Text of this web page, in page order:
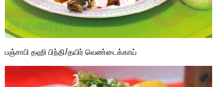
பஞ்சாபி தஹி பிந்தி/தயிர் வெண்டைக்காய்